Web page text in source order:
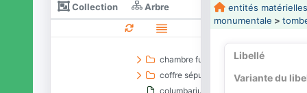
Collection Arbre
adebni
arcosolium
chambre funéraire
coffre sépulcral
columbarium
entités matérielles
monumentale >
Libellé
Variante du